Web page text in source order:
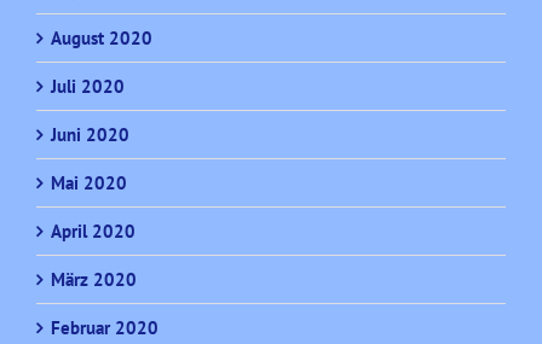
August 2020
Juli 2020
Juni 2020
Mai 2020
April 2020
März 2020
Februar 2020